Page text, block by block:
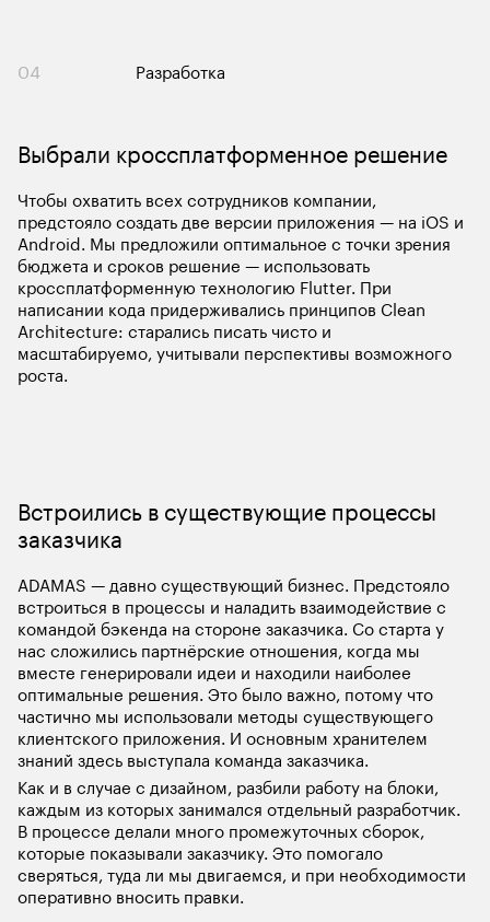
04 Разработка
Чтобы охватить всех сотрудников компании,
предстояло создать две версии приложения — на iOS и
Android. Мы предложили оптимальное с точки зрения
бюджета и сроков решение — использовать
кроссплатформенную технологию Flutter. При
написании кода придерживались принципов Clean
Architecture: старались писать чисто и
масштабируемо, учитывали перспективы возможного
роста.
Встроились в существующие процессы
ADAMAS — давно существующий бизнес. Предстояло
встроиться в процессы и наладить взаимодействие с
командой бэкенда на стороне заказчика. Со старта у
нас сложились партнёрские отношения, когда мы
вместе генерировали идеи и находили наиболее
оптимальные решения. Это было важно, потому что
частично мы использовали методы существующего
клиентского приложения. И основным хранителем
знаний здесь выступала команда заказчика.
Как и в случае с дизайном, разбили работу на блоки,
каждым из которых занимался отдельный разработчик.
В процессе делали много промежуточных сборок,
которые показывали заказчику. Это помогало
сверяться, туда ли мы двигаемся, и при необходимости
оперативно вносить правки.